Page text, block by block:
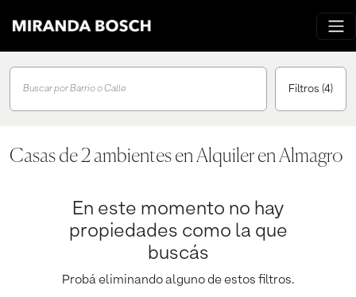
Buscar por Barrio o Calle Filtros (4)
Casas de 2 ambientes en Alquiler en Almagro
En este momento no hay
propiedades como la que
buscás
Probá eliminando alguno de estos filtros.